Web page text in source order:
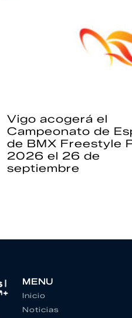
Vigo acogerá el
Campeonato de
de BMX Freestyle
2026 el 26 de
septiembre
MENU
Inicio
Noticias